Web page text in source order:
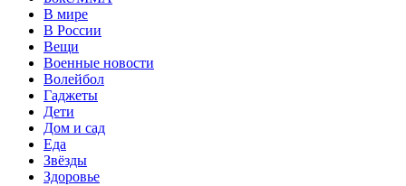
В мире
В России
Вещи
Военные новости
Волейбол
Гаджеты
Дети
Дом и сад
Еда
Звёзды
Здоровье